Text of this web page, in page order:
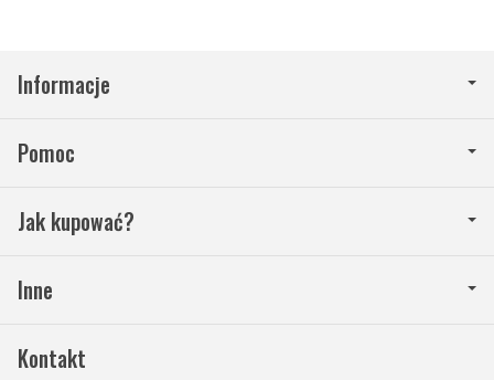
Informacje
Pomoc
Jak kupować?
Inne
Kontakt